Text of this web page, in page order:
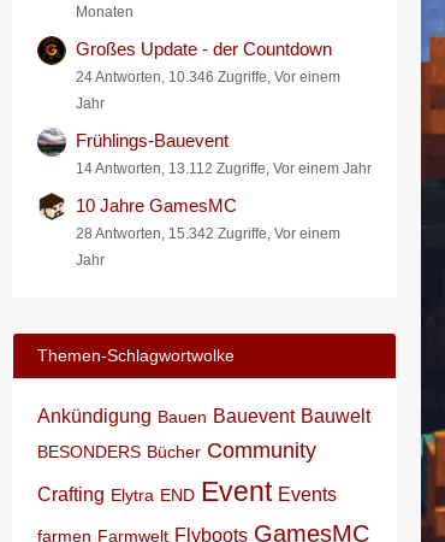
Monaten
Großes Update - der Countdown
24 Antworten, 10.346 Zugriffe, Vor einem
Jahr
Frühlings-Bauevent
14 Antworten, 13.112 Zugriffe, Vor einem Jahr
10 Jahre GamesMC
28 Antworten, 15.342 Zugriffe, Vor einem
Jahr
Themen-Schlagwortwolke
Ankündigung Bauen Bauevent Bauwelt
BESONDERS Bücher Community
Crafting Elytra END Event Events
farmen Farmwelt Flyboots GamesMC